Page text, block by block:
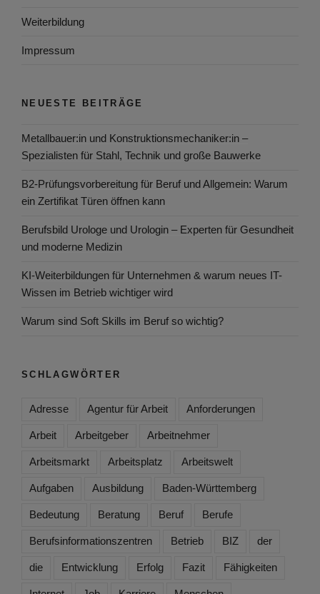
Weiterbildung
Impressum
NEUESTE BEITRÄGE
Metallbauer:in und Konstruktionsmechaniker:in –
Spezialisten für Stahl, Technik und große Bauwerke
B2-Prüfungsvorbereitung für Beruf und Allgemein: Warum
ein Zertifikat Türen öffnen kann
Berufsbild Urologe und Urologin – Experten für Gesundheit
und moderne Medizin
KI-Weiterbildungen für Unternehmen & warum neues IT-
Wissen im Betrieb wichtiger wird
Warum sind Soft Skills im Beruf so wichtig?
SCHLAGWÖRTER
Adresse Agentur für Arbeit Anforderungen
Arbeit Arbeitgeber Arbeitnehmer
Arbeitsmarkt Arbeitsplatz Arbeitswelt
Aufgaben Ausbildung Baden-Württemberg
Bedeutung Beratung Beruf Berufe
Berufsinformationszentren Betrieb BIZ der
die Entwicklung Erfolg Fazit Fähigkeiten